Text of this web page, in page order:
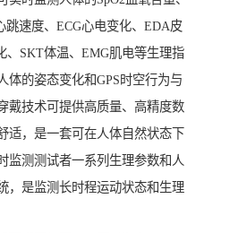
跳速度、ECG心电变化、EDA皮
、SKT体温、EMG肌电等生理指
体的姿态变化和GPS时空行为与
戴技术可提供高质量、高精度数
适，是一套可在人体自然状态下
监测测试者一系列生理参数和人
，是监测长时程运动状态和生理